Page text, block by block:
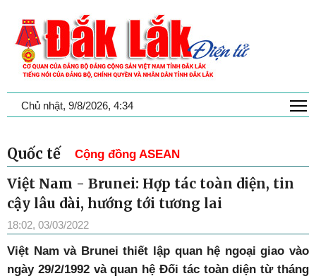
Chủ nhật, 9/8/2026, 4:34
Quốc tế Cộng đồng ASEAN
Việt Nam - Brunei: Hợp tác toàn diện, tin
cậy lâu dài, hướng tới tương lai
18:02, 03/03/2022
Việt Nam và Brunei thiết lập quan hệ ngoại giao vào
ngày 29/2/1992 và quan hệ Đối tác toàn diện từ tháng